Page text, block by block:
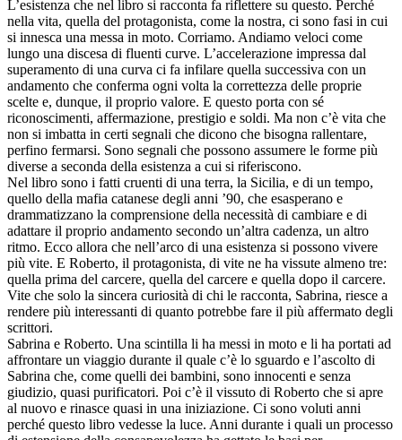
L’esistenza che nel libro si racconta fa riflettere su questo. Perché
nella vita, quella del protagonista, come la nostra, ci sono fasi in cui
si innesca una messa in moto. Corriamo. Andiamo veloci come
lungo una discesa di fluenti curve. L’accelerazione impressa dal
superamento di una curva ci fa infilare quella successiva con un
andamento che conferma ogni volta la correttezza delle proprie
scelte e, dunque, il proprio valore. E questo porta con sé
riconoscimenti, affermazione, prestigio e soldi. Ma non c’è vita che
non si imbatta in certi segnali che dicono che bisogna rallentare,
perfino fermarsi. Sono segnali che possono assumere le forme più
diverse a seconda della esistenza a cui si riferiscono.
Nel libro sono i fatti cruenti di una terra, la Sicilia, e di un tempo,
quello della mafia catanese degli anni ’90, che esasperano e
drammatizzano la comprensione della necessità di cambiare e di
adattare il proprio andamento secondo un’altra cadenza, un altro
ritmo. Ecco allora che nell’arco di una esistenza si possono vivere
più vite. E Roberto, il protagonista, di vite ne ha vissute almeno tre:
quella prima del carcere, quella del carcere e quella dopo il carcere.
Vite che solo la sincera curiosità di chi le racconta, Sabrina, riesce a
rendere più interessanti di quanto potrebbe fare il più affermato degli
scrittori.
Sabrina e Roberto. Una scintilla li ha messi in moto e li ha portati ad
affrontare un viaggio durante il quale c’è lo sguardo e l’ascolto di
Sabrina che, come quelli dei bambini, sono innocenti e senza
giudizio, quasi purificatori. Poi c’è il vissuto di Roberto che si apre
al nuovo e rinasce quasi in una iniziazione. Ci sono voluti anni
perché questo libro vedesse la luce. Anni durante i quali un processo